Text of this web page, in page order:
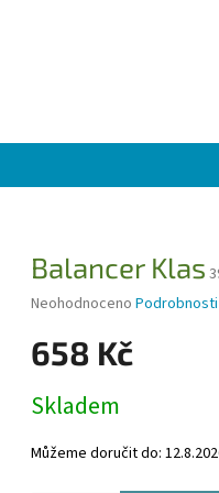
Balancer Klas
Průměrné
produktu
je
z
hvězdiček.
Neohodnoceno
658 Kč
cena:
Skladem
Můžeme doručit do: